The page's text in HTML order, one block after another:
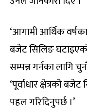
‘आगामी आर्थिक
बजेट सिलिङ
सम्पन्न गर्नका लागि
‘पूर्वाधार क्षेत्रको
पहल गरिदिनुपर्छ ।’